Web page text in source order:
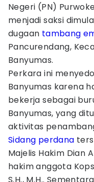
Negeri (PN)
menjadi saksi
dugaan tambang
Pancurendang,
Banyumas.
Perkara ini
Banyumas karena
bekerja sebagai
Banyumas, yang
aktivitas
Sidang perdana
Majelis Hakim Dian
hakim anggota